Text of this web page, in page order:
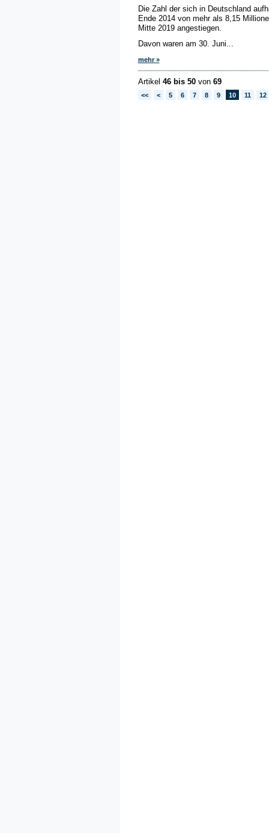
Die Zahl der sich in Deutschland
Ende 2014 von mehr als 8,15
Mitte 2019 angestiegen.
Davon waren am 30. Juni...
mehr »
Artikel 46 bis 50von 69
<< < 5 6 7 8 9 10 11 12